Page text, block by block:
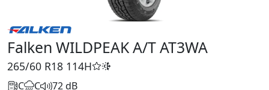
Falken WILDPEAK A/T AT3WA
265/60 R18 114H
C C 72 dB